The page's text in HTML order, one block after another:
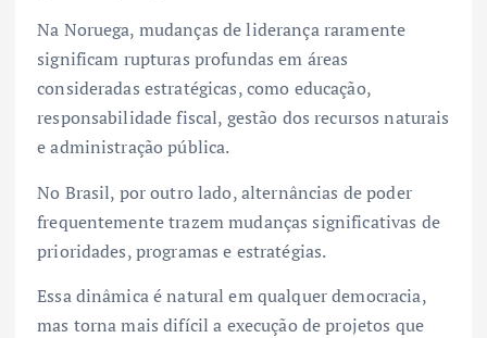
Na Noruega, mudanças de liderança raramente
significam rupturas profundas em áreas
consideradas estratégicas, como educação,
responsabilidade fiscal, gestão dos recursos naturais
e administração pública.
No Brasil, por outro lado, alternâncias de poder
frequentemente trazem mudanças significativas de
prioridades, programas e estratégias.
Essa dinâmica é natural em qualquer democracia,
mas torna mais difícil a execução de projetos que